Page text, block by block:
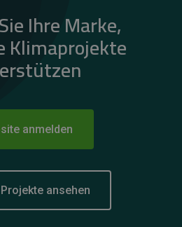
Ihre Marke,
Klimaprojekte
anmelden
ansehen